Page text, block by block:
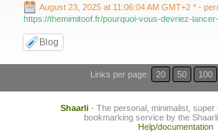
August 23, 2025 at 11:06:04 AM GMT+2 * -
https://themimitoof.fr/pourquoi-vous-devriez-
Blog
Links per page: 20 50 100
Shaarli- The personal, minimalist, super
bookmarking service by the
Help/documentation